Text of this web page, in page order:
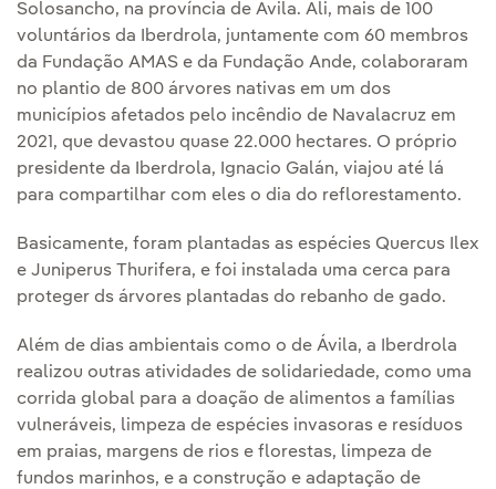
Solosancho, na província de Ávila. Ali, mais de 100
voluntários da Iberdrola, juntamente com 60 membros
da Fundação AMAS e da Fundação Ande, colaboraram
no plantio de 800 árvores nativas em um dos
municípios afetados pelo incêndio de Navalacruz em
2021, que devastou quase 22.000 hectares. O próprio
presidente da Iberdrola, Ignacio Galán, viajou até lá
para compartilhar com eles o dia do reflorestamento.
Basicamente, foram plantadas as espécies Quercus Ilex
e Juniperus Thurifera, e foi instalada uma cerca para
proteger ds árvores plantadas do rebanho de gado.
Além de dias ambientais como o de Ávila, a Iberdrola
realizou outras atividades de solidariedade, como uma
corrida global para a doação de alimentos a famílias
vulneráveis, limpeza de espécies invasoras e resíduos
em praias, margens de rios e florestas, limpeza de
fundos marinhos, e a construção e adaptação de